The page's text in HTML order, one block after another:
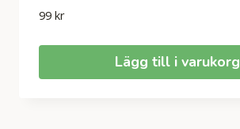
99 kr
Lägg till i varukorg